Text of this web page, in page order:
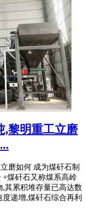
,黎明重工立磨
磨如何 成为煤矸石制
+煤矸石又称煤系高岭
其累积堆存量已高达数
递增,煤矸石综合再利